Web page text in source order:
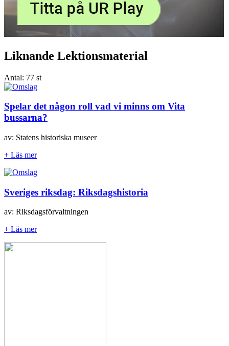
Liknande Lektionsmaterial
Antal: 77 st
Spelar det någon roll vad vi minns om Vita
bussarna?
av: Statens historiska museer
+ Läs mer
Sveriges riksdag: Riksdagshistoria
av: Riksdagsförvaltningen
+ Läs mer